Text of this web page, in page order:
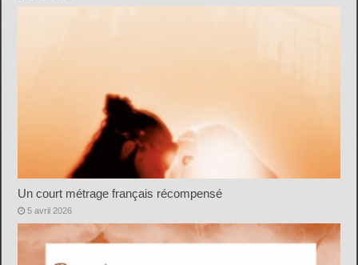
Un court métrage français récompensé
5 avril 2026